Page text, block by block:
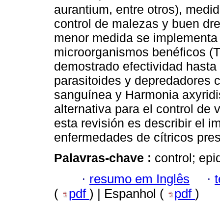
aurantium, entre otros),
control de malezas y buen
menor medida se
microorganismos benéficos
demostrado efectividad
parasitoides y depredadores
sanguínea y Harmonia
alternativa para el control de
esta revisión es describir el
enfermedades de cítricos
Palavras-chave : control;
· resumo em Inglês ·
(
pdf ) | Espanhol ( pdf )